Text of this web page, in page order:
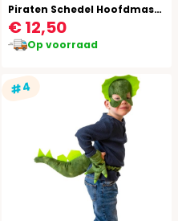
Piraten Schedel Hoofdmasker
€ 12,50
Op voorraad
#4